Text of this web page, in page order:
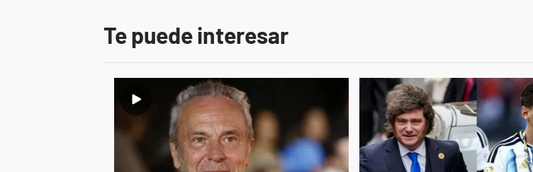
Te puede interesar